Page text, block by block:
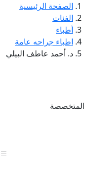
الصفحة الرئيسية
الفئات
أطباء
اطباء جراحه عامة
د. أحمد عاطف البيلي
المتخصصة